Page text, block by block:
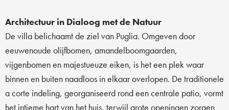
Architectuur in Dialoog met de Natuur
De villa belichaamt de ziel van Puglia. Omgeven door
eeuwenoude olijfbomen, amandelboomgaarden,
vijgenbomen en majestueuze eiken, is het een plek waar
binnen en buiten naadloos in elkaar overlopen. De traditionele
a corte indeling, georganiseerd rond een centrale patio, vormt
het intieme hart van het huis, terwijl grote openingen zorgen